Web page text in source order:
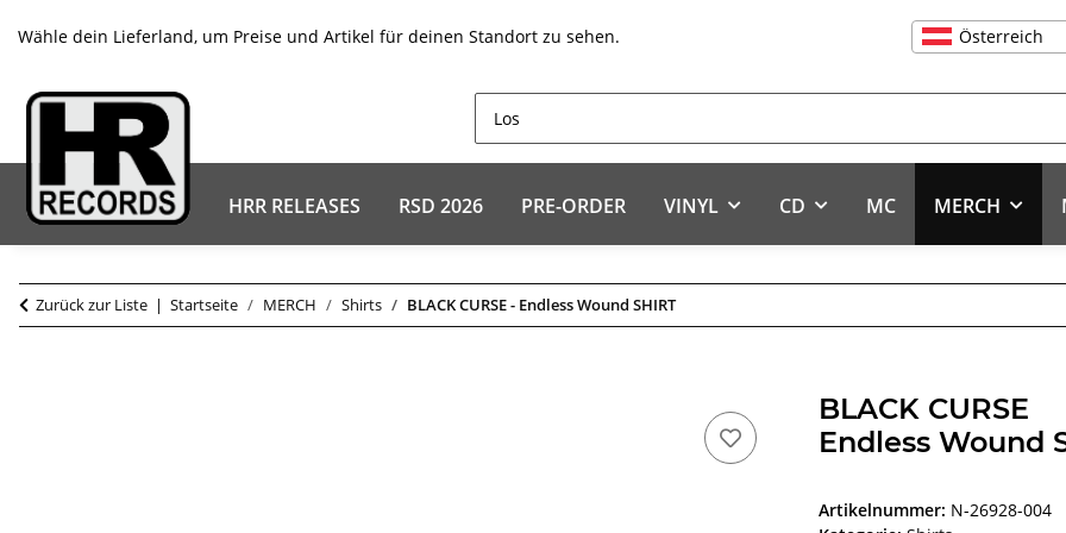
Wähle dein Lieferland, um Preise und Artikel für deinen Standort zu sehen. Österreich
HRR RELEASES RSD 2026 PRE-ORDER VINYL CD MC MERCH
Zurück zur Liste Startseite MERCH Shirts BLACK CURSE - Endless Wound SHIRT
BLACK CURSE
Endless Wound
Artikelnummer: N-26928-004